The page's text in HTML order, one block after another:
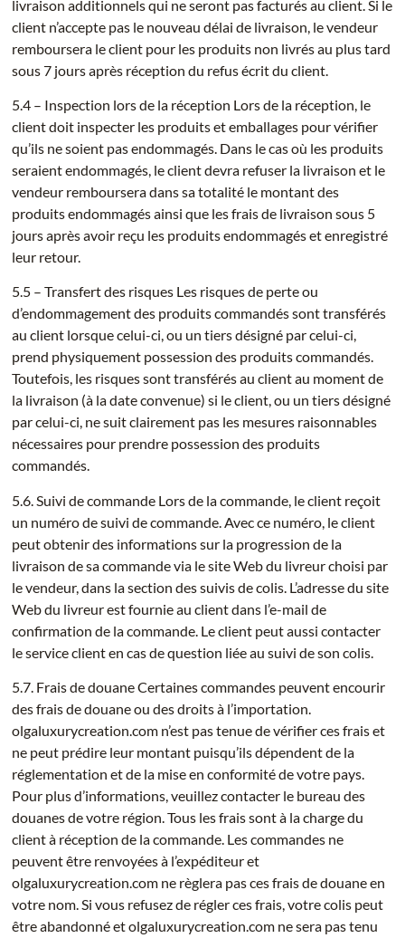
livraison additionnels qui ne seront pas facturés au client. Si le
client n’accepte pas le nouveau délai de livraison, le vendeur
remboursera le client pour les produits non livrés au plus tard
sous 7 jours après réception du refus écrit du client.
5.4 – Inspection lors de la réception Lors de la réception, le
client doit inspecter les produits et emballages pour vérifier
qu’ils ne soient pas endommagés. Dans le cas où les produits
seraient endommagés, le client devra refuser la livraison et le
vendeur remboursera dans sa totalité le montant des
produits endommagés ainsi que les frais de livraison sous 5
jours après avoir reçu les produits endommagés et enregistré
leur retour.
5.5 – Transfert des risques Les risques de perte ou
d’endommagement des produits commandés sont transférés
au client lorsque celui-ci, ou un tiers désigné par celui-ci,
prend physiquement possession des produits commandés.
Toutefois, les risques sont transférés au client au moment de
la livraison (à la date convenue) si le client, ou un tiers désigné
par celui-ci, ne suit clairement pas les mesures raisonnables
nécessaires pour prendre possession des produits
commandés.
5.6. Suivi de commande Lors de la commande, le client reçoit
un numéro de suivi de commande. Avec ce numéro, le client
peut obtenir des informations sur la progression de la
livraison de sa commande via le site Web du livreur choisi par
le vendeur, dans la section des suivis de colis. L’adresse du site
Web du livreur est fournie au client dans l’e-mail de
confirmation de la commande. Le client peut aussi contacter
le service client en cas de question liée au suivi de son colis.
5.7. Frais de douane Certaines commandes peuvent encourir
des frais de douane ou des droits à l’importation.
olgaluxurycreation.com n’est pas tenue de vérifier ces frais et
ne peut prédire leur montant puisqu’ils dépendent de la
réglementation et de la mise en conformité de votre pays.
Pour plus d’informations, veuillez contacter le bureau des
douanes de votre région. Tous les frais sont à la charge du
client à réception de la commande. Les commandes ne
peuvent être renvoyées à l’expéditeur et
olgaluxurycreation.com ne règlera pas ces frais de douane en
votre nom. Si vous refusez de régler ces frais, votre colis peut
être abandonné et olgaluxurycreation.com ne sera pas tenu